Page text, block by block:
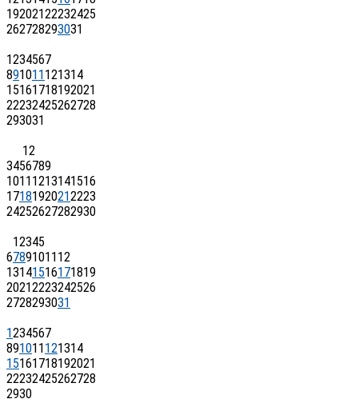
19202122232425
262728293031
1234567
891011 121314
15161718192021
22232425262728
293031
12
3456789
1011 1213141516
17181920212223
24252627282930
12345
67891011 12
13141516171819
20212223242526
2728293031
1234567
891011 121314
15161718192021
22232425262728
2930